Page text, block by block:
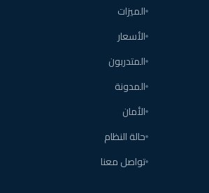
الميزات
الأسعار
المتدربون
المدونة
الأمان
حالة النظام
تواصل معنا